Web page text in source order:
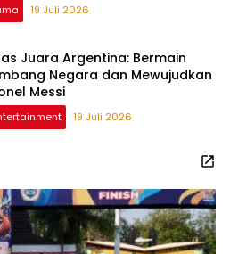
19 Juli 2026
Juara Argentina: Bermain
Negara dan Mewujudkan
Messi
19 Juli 2026